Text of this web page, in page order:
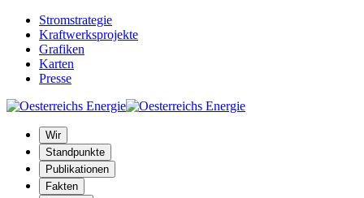
Stromstrategie
Kraftwerksprojekte
Grafiken
Karten
Presse
Wir
Standpunkte
Publikationen
Fakten